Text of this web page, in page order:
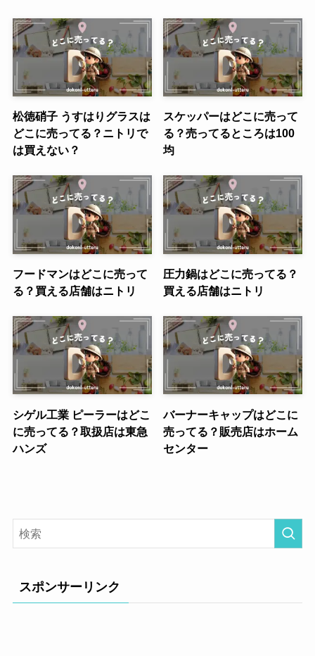
松徳硝子 うすはりグラスは
どこに売ってる？ニトリで
は買えない？
スケッパーはどこに売って
る？売ってるところは100
均
フードマンはどこに売って
る？買える店舗はニトリ
圧力鍋はどこに売ってる？
買える店舗はニトリ
シゲル工業 ピーラーはどこ
に売ってる？取扱店は東急
ハンズ
バーナーキャップはどこに
売ってる？販売店はホーム
センター
スポンサーリンク